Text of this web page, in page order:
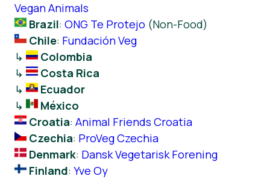
Vegan Animals
Brazil: ONG Te Protejo (Non-Food)
Chile: Fundación Veg
↳
Colombia
↳
Costa Rica
↳
Ecuador
↳
México
Croatia: Animal Friends Croatia
Czechia: ProVeg Czechia
Denmark: Dansk Vegetarisk Forening
Finland: Yve Oy